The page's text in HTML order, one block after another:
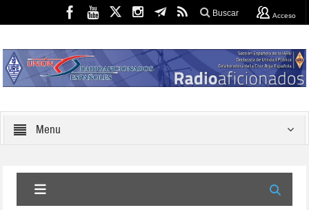
Buscar Acceso
Menu